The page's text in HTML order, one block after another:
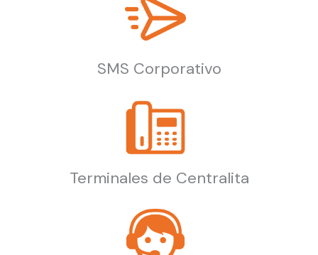
SMS Corporativo
Terminales de Centralita